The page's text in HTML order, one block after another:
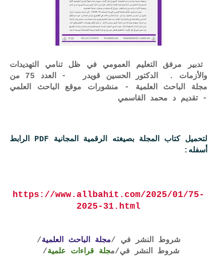
تدبير مرفق التعليم العمومي في ظل تنامي التهديدات
والأزمات . الدكتور الحسين قويدر - العدد 75 من
مجلة الباحث العلمية - منشورات موقع الباحث العلمي
- تقديم د محمد القاسمي
لتحميل كتاب المجلة بصيغته الرقمية المجانية PDF الرابط
أسفله:
https://www.allbahit.com/2025/01/75-
2025-31.html
شروط النشر في /مجلة الباحث العلمية/
شروط النشر في/مجلة قراءات علمية/